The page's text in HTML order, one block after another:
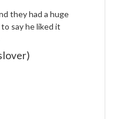
they had a huge
say he liked it